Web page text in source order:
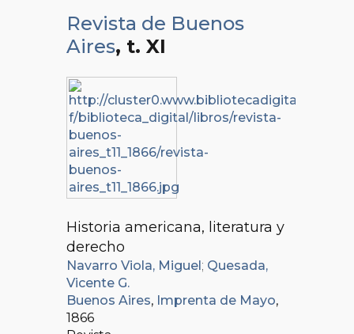
Revista de Buenos
Aires, t. XI
Historia americana, literatura y
derecho
Navarro Viola, Miguel ; Quesada,
Vicente G.
Buenos Aires, Imprenta de Mayo,
1866